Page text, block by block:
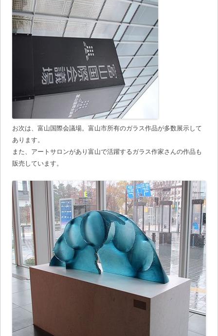
お次は、富山国際会議場。富山市所有のガラス作品が多数展示して
あります。
また、アートサロンがあり富山で活躍するガラス作家さんの作品も
販売しています。